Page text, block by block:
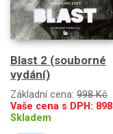
Blast 2 (souborné
vydání)
Základní cena: 998 Kč
Vaše cena s DPH: 898
Skladem